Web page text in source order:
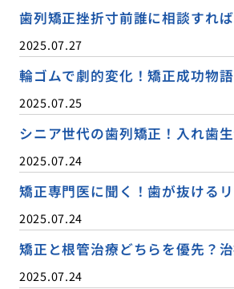
歯列矯正挫折寸前誰に相談すれ
2025.07.27
輪ゴムで劇的変化！矯正成功物語
2025.07.25
シニア世代の歯列矯正！入れ歯
2025.07.24
矯正専門医に聞く！歯が抜ける
2025.07.24
矯正と根管治療どちらを優先？
2025.07.24